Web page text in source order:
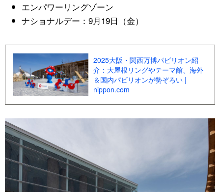
エンパワーリングゾーン
ナショナルデー：9月19日（金）
2025大阪・関西万博パビリオン紹
介：大屋根リングやテーマ館、海外
＆国内パビリオンが勢ぞろい |
nippon.com